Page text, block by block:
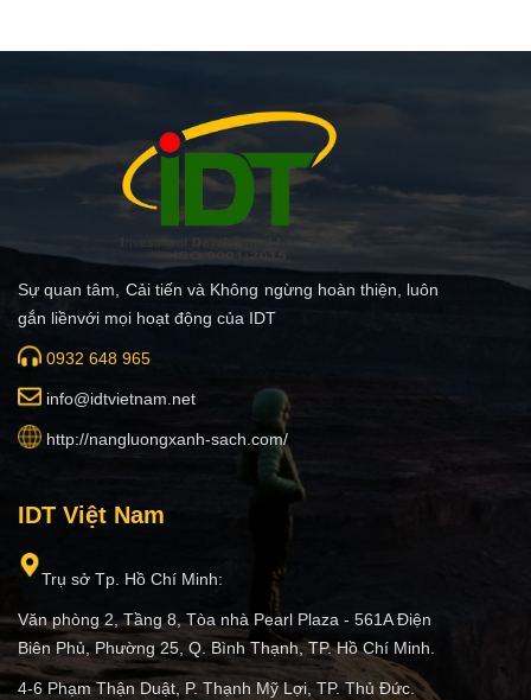
Sự quan tâm, Cải tiến và Không ngừng hoàn thiện, luôn
gắn liềnvới mọi hoạt động của IDT
0932 648 965
info@idtvietnam.net
http://nangluongxanh-sach.com/
IDT Việt Nam
Trụ sở Tp. Hồ Chí Minh:
Văn phòng 2, Tầng 8, Tòa nhà Pearl Plaza - 561A Điện
Biên Phủ, Phường 25, Q. Bình Thạnh, TP. Hồ Chí Minh.
4-6 Phạm Thận Duật, P. Thạnh Mỹ Lợi, TP. Thủ Đức.